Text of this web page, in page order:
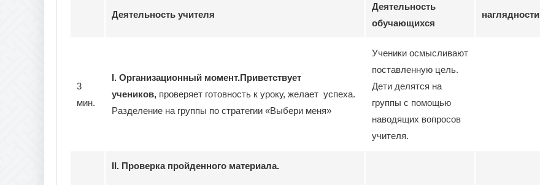
Деятельность учителя
Деятельность
обучающихся
наглядности
3
мин.
I. Организационный момент.Приветствует
учеников, проверяет готовность к уроку, желает успеха.
Разделение на группы по стратегии «Выбери меня»
Ученики осмысливают
поставленную цель.
Дети делятся на
группы с помощью
наводящих вопросов
учителя.
II. Проверка пройденного материала.